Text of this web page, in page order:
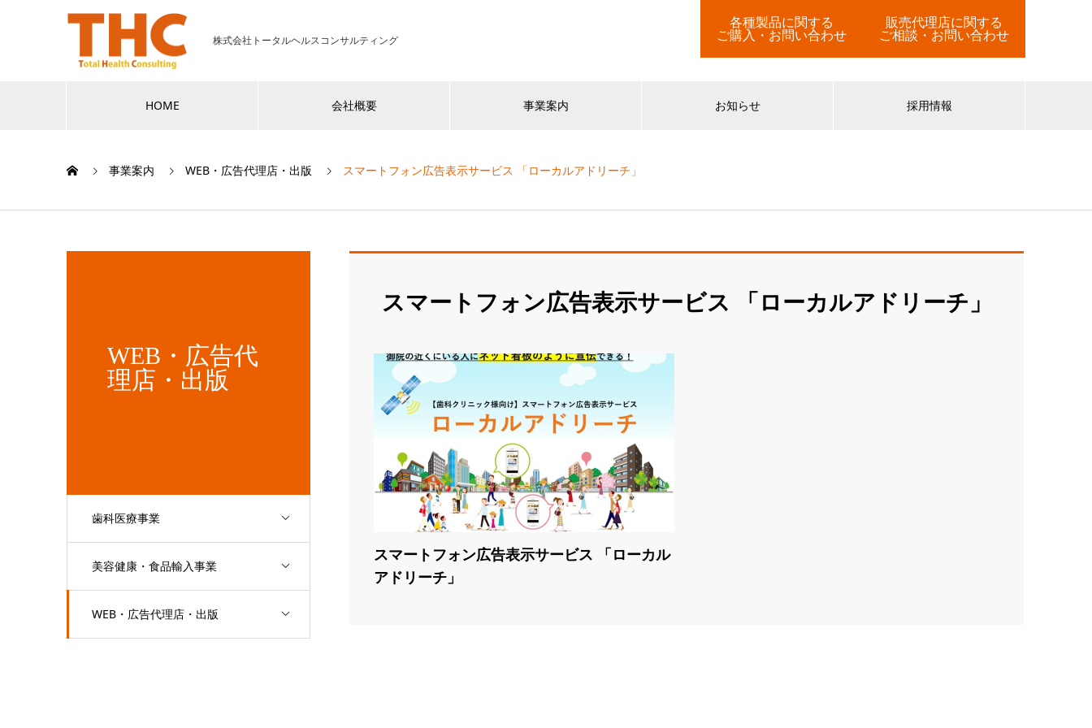
株式会社トータルヘルスコンサルティング
各種製品に関する
ご購入・お問い合わせ
販売代理店に関する
ご相談・お問い合わせ
HOME 会社概要 事業案内 お知らせ 採用情報
事業案内 WEB・広告代理店・出版 スマートフォン広告表示サービス 「ローカルアドリーチ」
WEB・広告代
理店・出版
歯科医療事業
美容健康・食品輸入事業
WEB・広告代理店・出版
スマートフォン広告表示サービス 「ローカルアドリーチ」
スマートフォン広告表示サービス 「ローカル
アドリーチ」